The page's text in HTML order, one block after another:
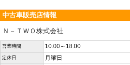
中古車販売店情報
Ｎ－ＴＷＯ株式会社
営業時間 10:00～18:00
定休日 月曜日